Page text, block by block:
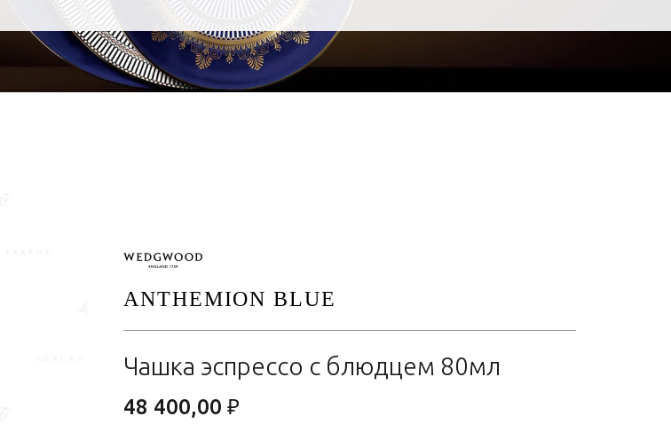
ANTHEMION BLUE
Чашка эспрессо с блюдцем 80мл
48 400,00 ₽